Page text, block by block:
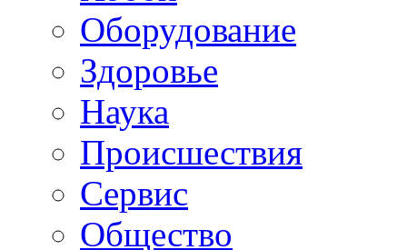
Oборудование
Здоровье
Наука
Происшествия
Сервис
Общество